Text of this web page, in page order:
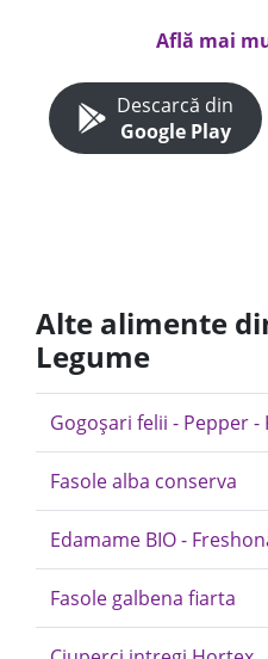
Află mai
Descarcă din
Google Play
Alte alimente
Legume
Gogoșari felii - Pepper -
Fasole alba conserva
Edamame BIO -
Fasole galbena fiarta